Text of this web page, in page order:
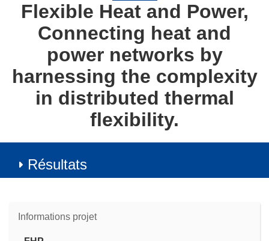
Flexible Heat and Power,
Connecting heat and
power networks by
harnessing the complexity
in distributed thermal
flexibility.
Résultats
Informations projet